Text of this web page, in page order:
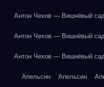
Антон Чехов — Вишнёвый
Антон Чехов — Вишнёвый
Антон Чехов — Вишнёвый
Апельсин Апельсин